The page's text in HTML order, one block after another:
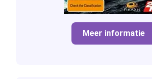
Meer informatie